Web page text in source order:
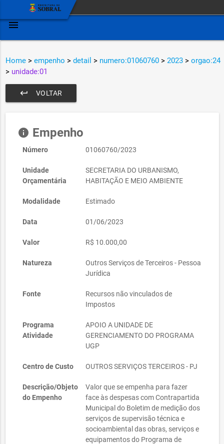
menu
Home > empenho > detail > numero:01060760 > 2023 > orgao:24
> unidade:01
VOLTAR
keyboard_return
info Empenho
Número 01060760/2023
Unidade
Orçamentária
SECRETARIA DO URBANISMO,
HABITAÇÃO E MEIO AMBIENTE
Modalidade Estimado
Data 01/06/2023
Valor R$ 10.000,00
Natureza
Outros Serviços de Terceiros - Pessoa
Jurídica
Fonte
Recursos não vinculados de
Impostos
Programa
Atividade
APOIO A UNIDADE DE
GERENCIAMENTO DO PROGRAMA
UGP
Centro de Custo OUTROS SERVIÇOS TERCEIROS - PJ
Descrição/Objeto
do Empenho
Valor que se empenha para fazer
face às despesas com Contrapartida
Municipal do Boletim de medição dos
serviços de supervisão técnica e
socioambiental das obras, serviços e
equipamentos do Programa de